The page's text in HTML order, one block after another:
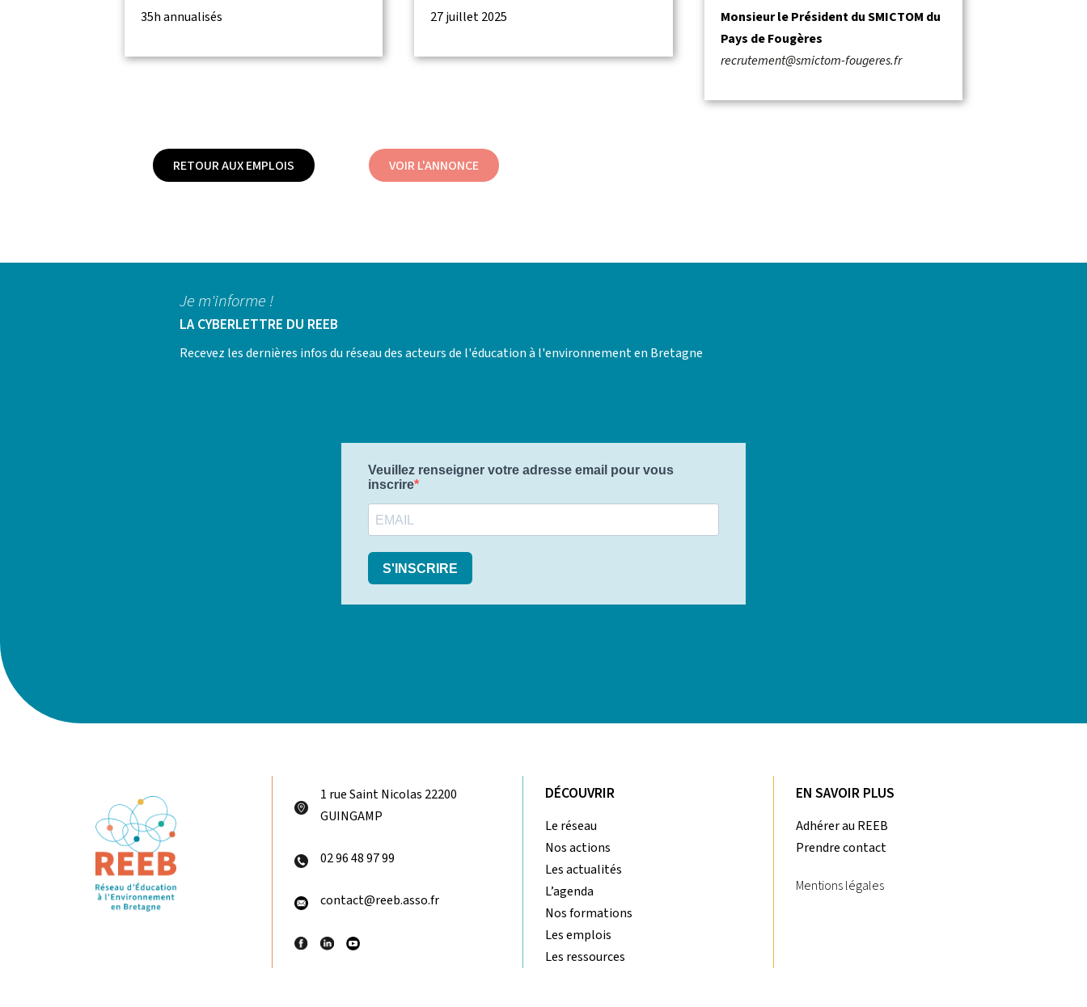
35h annualisés 27 juillet 2025
Monsieur le Président du SMICTOM du
Pays de Fougères
recrutement@smictom-fougeres.fr
RETOUR AUX EMPLOIS VOIR L'ANNONCE
Je m'informe !
LA CYBERLETTRE DU REEB
Recevez les dernières infos du réseau des acteurs de l'éducation à l'environnement en Bretagne
1 rue Saint Nicolas 22200
GUINGAMP
02 96 48 97 99
contact@reeb.asso.fr
DÉCOUVRIR
Le réseau
Nos actions
Les actualités
L’agenda
Nos formations
Les emplois
Les ressources
EN SAVOIR PLUS
Adhérer au REEB
Prendre contact
Mentions légales